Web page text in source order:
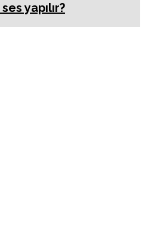
yapılır?